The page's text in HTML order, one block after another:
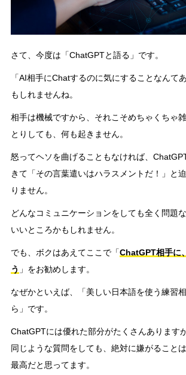
さて、今度は「ChatGPTと語る」です。
「AI相手にChatするのに気にすることなんて
もしれませんね。
相手は機械ですから、それこそめちゃくちゃ
とりしても、何も起きません。
怒ってヘソを曲げることもなければ、
きて「その言葉遣いはハラスメントだ！」と
りません。
どんなコミュニケーションをしても全く問題
いいところかもしれません。
でも、ボクはあえてここで「ChatGPT相手に
う 」をお勧めします。
なぜかといえば、「美しい日本語を使う練習
ら」です。
ChatGPTには優れた部分がたくさんあります
同じような質問をしても、絶対に嫌がること
最高だと思ってます。